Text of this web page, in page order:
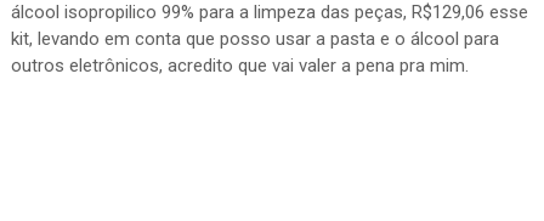
álcool isopropilico 99% para a limpeza das peças, R$129,06 esse
kit, levando em conta que posso usar a pasta e o álcool para
outros eletrônicos, acredito que vai valer a pena pra mim.